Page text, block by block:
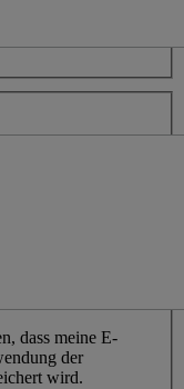
dass meine E-
der
wird.